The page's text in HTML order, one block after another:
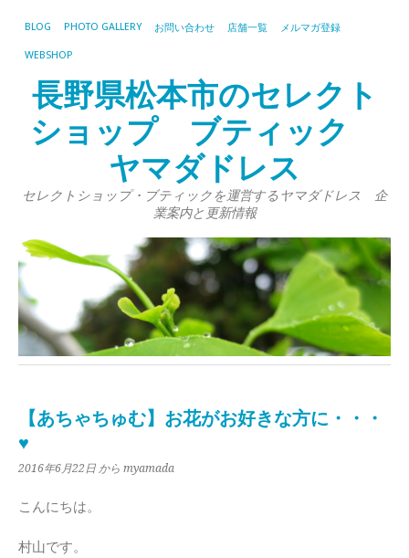
BLOG PHOTO GALLERY お問い合わせ 店舗一覧 メルマガ登録
WEBSHOP
長野県松本市のセレクト
ショップ ブティック
ヤマダドレス
セレクトショップ・ブティックを運営するヤマダドレス 企
業案内と更新情報
【あちゃちゅむ】お花がお好きな方に・・・
♥
2016年6月22日 から myamada
こんにちは。
村山です。